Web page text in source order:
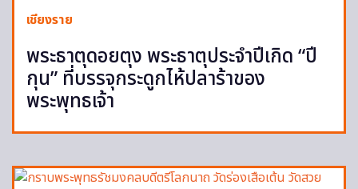
เชียงราย
พระธาตุดอยตุง พระธาตุประจำปีเกิด “ปี
กุน” ที่บรรจุกระดูกไห้ปลาร้าของ
พระพุทธเจ้า